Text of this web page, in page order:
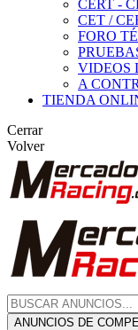
CERT -
CET /
FORO
VIDEOS
A
TIENDA
Cerrar
Volver
ANUNCIOS DE